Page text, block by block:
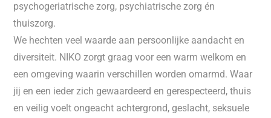
psychogeriatrische zorg, psychiatrische zorg én
thuiszorg.
We hechten veel waarde aan persoonlijke aandacht en
diversiteit. NIKO zorgt graag voor een warm welkom en
een omgeving waarin verschillen worden omarmd. Waar
jij en een ieder zich gewaardeerd en gerespecteerd, thuis
en veilig voelt ongeacht achtergrond, geslacht, seksuele